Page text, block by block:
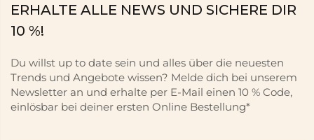
ERHALTE ALLE NEWS UND SICHERE DIR
10 %!
Du willst up to date sein und alles über die neuesten
Trends und Angebote wissen? Melde dich bei unserem
Newsletter an und erhalte per E-Mail einen 10 % Code,
einlösbar bei deiner ersten Online Bestellung*